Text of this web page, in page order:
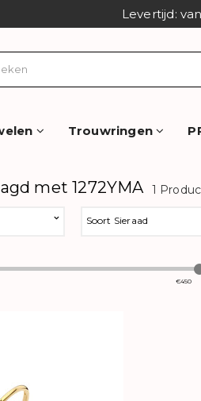
Levertijd:
Trouwringen
met 1272YMA 1
Soort Sieraad
€450